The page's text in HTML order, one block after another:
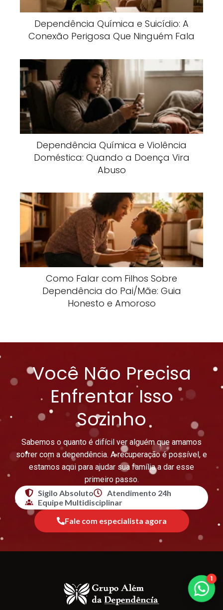
Dependência Química e Suicídio: A
Conexão Perigosa Que Ninguém Fala
Dependência Química e Violência
Doméstica: Quando a Doença Vira
Abuso
Como Falar com Filhos Sobre
Dependência do Pai/Mãe: Guia
Honesto e Amoroso
Você Não Precisa
Enfrentar Isso
Sozinho
Sabemos o quanto é difícil ver alguém que amamos
sofrer com a dependência. A recuperação é possível, e
estamos aqui para ajudar sua família a dar esse
primeiro passo.
Sigilo Absoluto
Atendimento 24h
Equipe Multidisciplinar
Fale com especialista agora
1